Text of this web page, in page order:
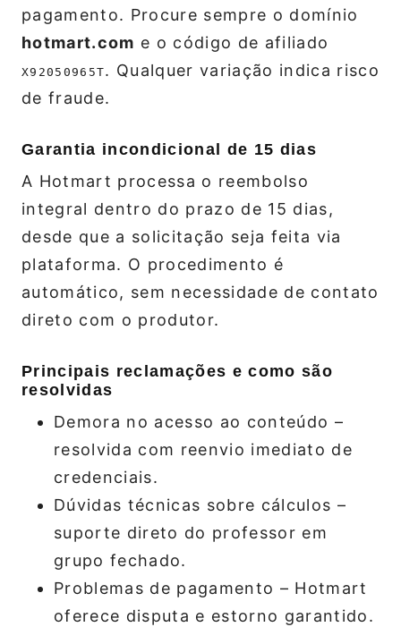
pagamento. Procure sempre o domínio
hotmart.com e o código de afiliado
X92050965T. Qualquer variação indica risco
de fraude.
Garantia incondicional de 15 dias
A Hotmart processa o reembolso
integral dentro do prazo de 15 dias,
desde que a solicitação seja feita via
plataforma. O procedimento é
automático, sem necessidade de contato
direto com o produtor.
Principais reclamações e como são
resolvidas
Demora no acesso ao conteúdo –
resolvida com reenvio imediato de
credenciais.
Dúvidas técnicas sobre cálculos –
suporte direto do professor em
grupo fechado.
Problemas de pagamento – Hotmart
oferece disputa e estorno garantido.